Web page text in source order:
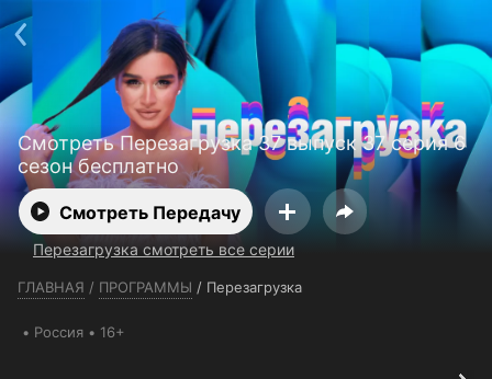
Смотреть Перезагрузка 37 выпуск 37 серия 6
сезон бесплатно
Смотреть Передачу
Перезагрузка смотреть все серии
ГЛАВНАЯ / ПРОГРАММЫ / Перезагрузка
Россия 16+
Телефон поддержки: +7 (727) 323 10 92
Пользовательское соглашение
Политика конфиденциальности
Открыть приложение
Ввести промокод